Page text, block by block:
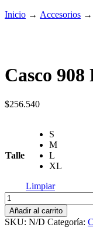
Inicio → Accesorios →
Casco
$256.540
Talle
S
M
L
XL
Limpiar
Casco
908
Rock
Negro
Añadir al carrito
SKU: N/D Categoría: